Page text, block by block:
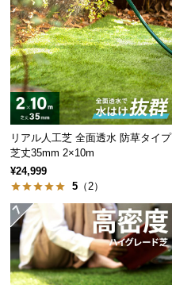
ポ
ー
ト
お
ら
せ
ブ
ロ
グ
リアル人工芝 全面透水 防草タイプ
芝丈35mm 2×10m
¥24,999
5 （2）